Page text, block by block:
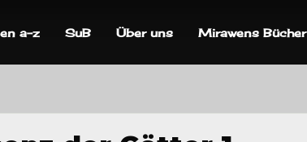
a-z SuB Über uns Mirawens Bücher